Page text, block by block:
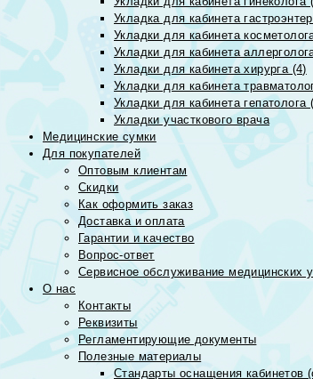
Укладка для кабинета
Укладки для кабинета
Укладки для кабинета
Укладки для кабинета хирурга (4)
Укладки для кабинета
Укладки для кабинета гепатолога
Укладки участкового врача
Медицинские сумки
Для покупателей
Оптовым клиентам
Скидки
Как оформить заказ
Доставка и оплата
Гарантии и качество
Вопрос-ответ
Сервисное обслуживание медицинских
О нас
Контакты
Реквизиты
Регламентирующие документы
Полезные материалы
Стандарты оснащения кабинетов